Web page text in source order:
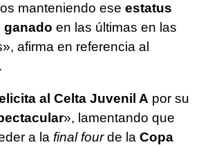
manteniendo ese estatus
ganado en las últimas en las
afirma en referencia al
al Celta Juvenil A por su
», lamentando que
a la final fourde la Copa